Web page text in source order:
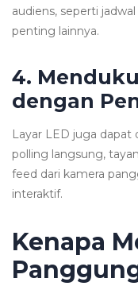
audiens, seperti
penting lainnya.
4.
dengan
Layar LED juga
polling langsung,
feed dari kamera
interaktif.
Kenapa